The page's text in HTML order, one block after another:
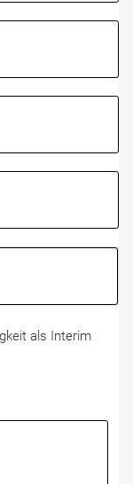
als Interim